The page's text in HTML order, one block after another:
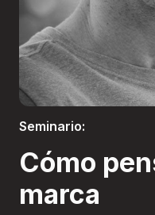
Seminario:
Cómo
marca